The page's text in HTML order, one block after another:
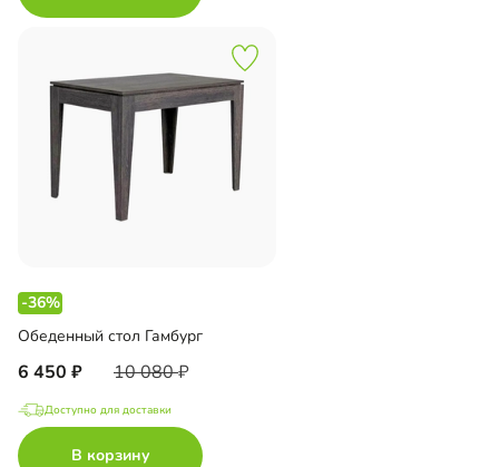
-36%
Обеденный стол Гамбург
6 450 10 080
Доступно для доставки
В корзину